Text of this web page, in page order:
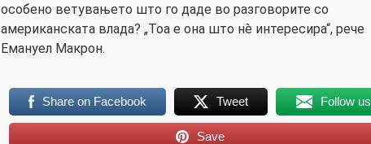
особено ветувањето што го даде во разговорите со
американската влада? „Тоа е она што нè интересира“, рече
Емануел Макрон.
Share on Facebook Tweet Follow us
Save